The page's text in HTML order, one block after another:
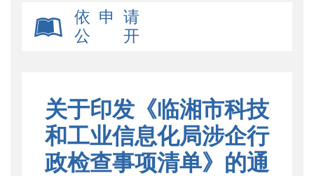
依 申 请
公 开
关于印发《临湘市科技
和工业信息化局涉企行
政检查事项清单》的通